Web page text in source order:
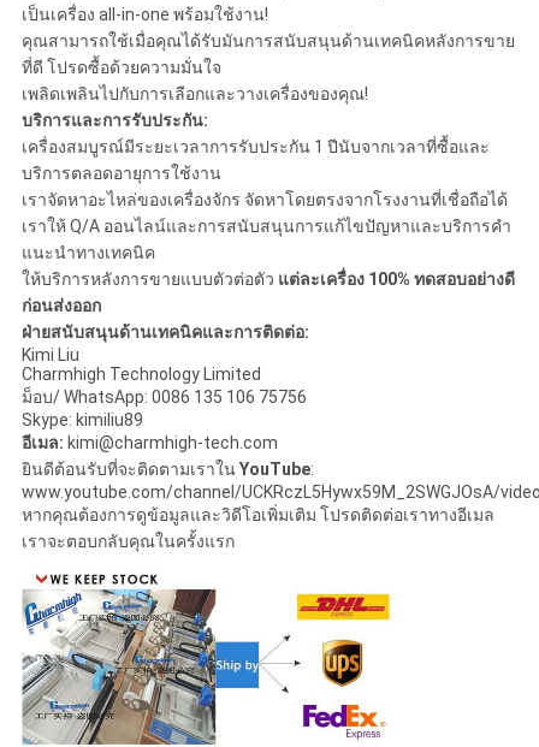
เป็นเครื่อง all-in-one พร้อมใช้งาน!
คุณสามารถใช้เมื่อคุณได้รับมันการสนับสนุนด้านเทคนิคหลังการขาย
ที่ดี โปรดซื้อด้วยความมั่นใจ
เพลิดเพลินไปกับการเลือกและวางเครื่องของคุณ!
บริการและการรับประกัน:
เครื่องสมบูรณ์มีระยะเวลาการรับประกัน 1 ปีนับจากเวลาที่ซื้อและ
บริการตลอดอายุการใช้งาน
เราจัดหาอะไหล่ของเครื่องจักร จัดหาโดยตรงจากโรงงานที่เชื่อถือได้
เราให้ Q/A ออนไลน์และการสนับสนุนการแก้ไขปัญหาและบริการคำ
แนะนำทางเทคนิค
ให้บริการหลังการขายแบบตัวต่อตัว แต่ละเครื่อง 100% ทดสอบอย่างดี
ก่อนส่งออก
ฝ่ายสนับสนุนด้านเทคนิคและการติดต่อ:
Kimi Liu
Charmhigh Technology Limited
ม็อบ/ WhatsApp: 0086 135 106 75756
Skype: kimiliu89
อีเมล: kimi@charmhigh-tech.com
ยินดีต้อนรับที่จะติดตามเราใน YouTube:
www.youtube.com/channel/UCKRczL5Hywx59M_2SWGJOsA/
หากคุณต้องการดูข้อมูลและวิดีโอเพิ่มเติม โปรดติดต่อเราทางอีเมล
เราจะตอบกลับคุณในครั้งแรก